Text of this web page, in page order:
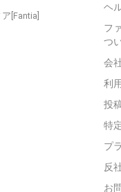
ヘ
フ
つ
会
利
投
特
プ
反
お
[Fantia]